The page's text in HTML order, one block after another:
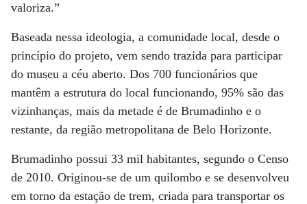
valoriza.”
Baseada nessa ideologia, a comunidade local, desde o
princípio do projeto, vem sendo trazida para participar
do museu a céu aberto. Dos 700 funcionários que
mantêm a estrutura do local funcionando, 95% são das
vizinhanças, mais da metade é de Brumadinho e o
restante, da região metropolitana de Belo Horizonte.
Brumadinho possui 33 mil habitantes, segundo o Censo
de 2010. Originou-se de um quilombo e se desenvolveu
em torno da estação de trem, criada para transportar os